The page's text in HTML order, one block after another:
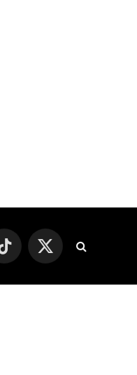
TikTok
X
(Twitter)